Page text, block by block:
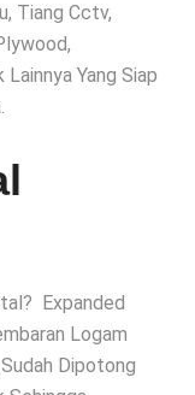
Tiang Cctv,
Yang Siap
Expanded
Logam
Dipotong